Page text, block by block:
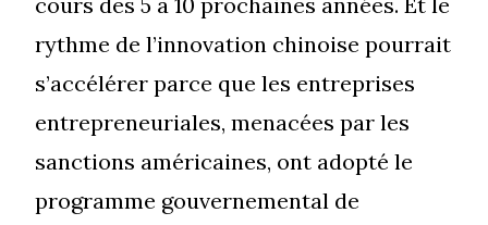
rythme de l’innovation chinoise pourrait
s’accélérer parce que les entreprises
entrepreneuriales, menacées par les
sanctions américaines, ont adopté le
programme gouvernemental de